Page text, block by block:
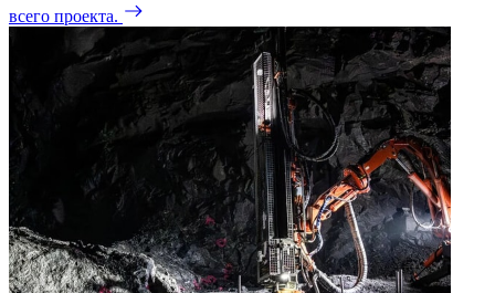
всего проекта.